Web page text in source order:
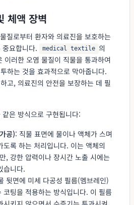
체액 장벽
질로부터 환자와 의료진을 보호하는
요합니다.
medical textile 의
이러한 오염 물질이 직물을 통과하여
하는 것을 효과적으로 막아줍니다.
고, 의료진의 안전을 보장하는 데 필
은 방식으로 구현됩니다:
공): 직물 표면에 물이나 액체가 스며
도록 하는 처리입니다. 이는 액체의
, 강한 압력이나 장시간 노출 시에는
습니다.
뒷면에 미세 다공성 필름(멤브레인)
코팅을 적용하는 방식입니다. 이 필름